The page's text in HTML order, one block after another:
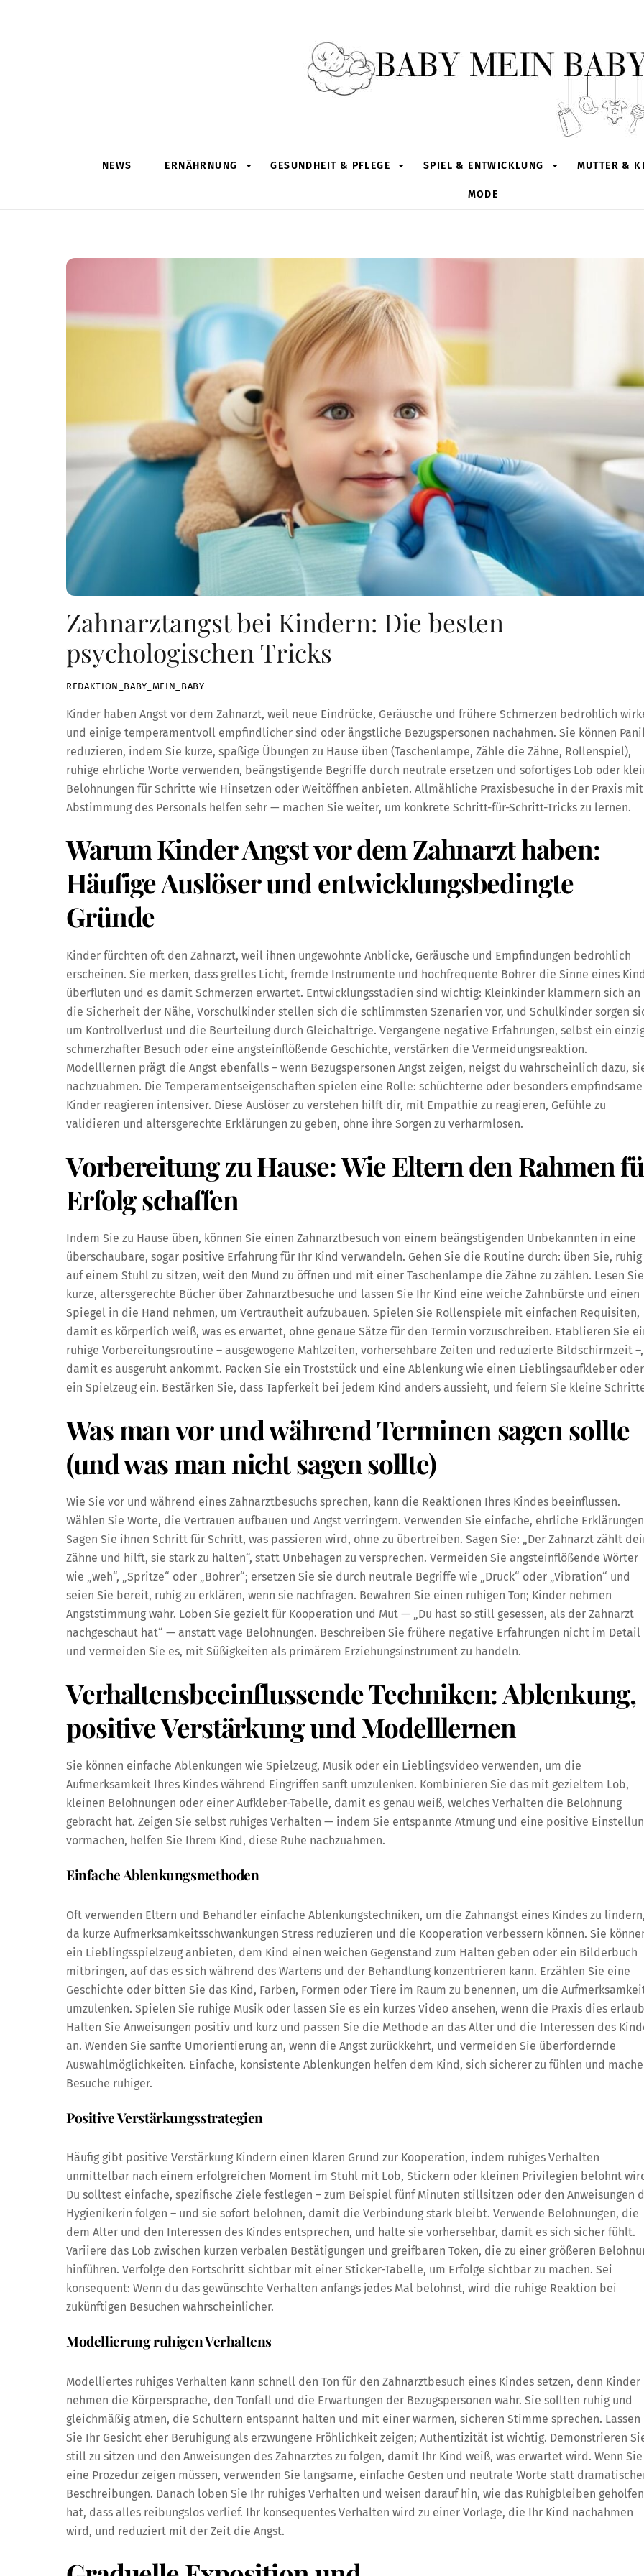
NEWS ERNÄHRNUNG GESUNDHEIT & PFLEGE SPIEL & ENTWICKLUNG MUTTER &
MODE
Zahnarztangst bei Kindern: Die besten
psychologischen Tricks
REDAKTION_BABY_MEIN_BABY
Kinder haben Angst vor dem Zahnarzt, weil neue Eindrücke, Geräusche und frühere Schmerzen bedrohlich
und einige temperamentvoll empfindlicher sind oder ängstliche Bezugspersonen nachahmen. Sie können
reduzieren, indem Sie kurze, spaßige Übungen zu Hause üben (Taschenlampe, Zähle die Zähne, Rollenspiel),
ruhige ehrliche Worte verwenden, beängstigende Begriffe durch neutrale ersetzen und sofortiges Lob oder
Belohnungen für Schritte wie Hinsetzen oder Weitöffnen anbieten. Allmähliche Praxisbesuche in der Praxis mit
Abstimmung des Personals helfen sehr — machen Sie weiter, um konkrete Schritt-für-Schritt-Tricks zu lernen.
Warum Kinder Angst vor dem Zahnarzt haben:
Häufige Auslöser und entwicklungsbedingte
Gründe
Kinder fürchten oft den Zahnarzt, weil ihnen ungewohnte Anblicke, Geräusche und Empfindungen bedrohlich
erscheinen. Sie merken, dass grelles Licht, fremde Instrumente und hochfrequente Bohrer die Sinne eines
überfluten und es damit Schmerzen erwartet. Entwicklungsstadien sind wichtig: Kleinkinder klammern sich an
die Sicherheit der Nähe, Vorschulkinder stellen sich die schlimmsten Szenarien vor, und Schulkinder sorgen
um Kontrollverlust und die Beurteilung durch Gleichaltrige. Vergangene negative Erfahrungen, selbst ein
schmerzhafter Besuch oder eine angsteinflößende Geschichte, verstärken die Vermeidungsreaktion.
Modelllernen prägt die Angst ebenfalls – wenn Bezugspersonen Angst zeigen, neigst du wahrscheinlich dazu,
nachzuahmen. Die Temperamentseigenschaften spielen eine Rolle: schüchterne oder besonders empfindsame
Kinder reagieren intensiver. Diese Auslöser zu verstehen hilft dir, mit Empathie zu reagieren, Gefühle zu
validieren und altersgerechte Erklärungen zu geben, ohne ihre Sorgen zu verharmlosen.
Vorbereitung zu Hause: Wie Eltern den Rahmen
Erfolg schaffen
Indem Sie zu Hause üben, können Sie einen Zahnarztbesuch von einem beängstigenden Unbekannten in eine
überschaubare, sogar positive Erfahrung für Ihr Kind verwandeln. Gehen Sie die Routine durch: üben Sie, ruhig
auf einem Stuhl zu sitzen, weit den Mund zu öffnen und mit einer Taschenlampe die Zähne zu zählen. Lesen Sie
kurze, altersgerechte Bücher über Zahnarztbesuche und lassen Sie Ihr Kind eine weiche Zahnbürste und einen
Spiegel in die Hand nehmen, um Vertrautheit aufzubauen. Spielen Sie Rollenspiele mit einfachen Requisiten,
damit es körperlich weiß, was es erwartet, ohne genaue Sätze für den Termin vorzuschreiben. Etablieren Sie
ruhige Vorbereitungsroutine – ausgewogene Mahlzeiten, vorhersehbare Zeiten und reduzierte Bildschirmzeit –,
damit es ausgeruht ankommt. Packen Sie ein Troststück und eine Ablenkung wie einen Lieblingsaufkleber oder
ein Spielzeug ein. Bestärken Sie, dass Tapferkeit bei jedem Kind anders aussieht, und feiern Sie kleine
Was man vor und während Terminen sagen sollte
(und was man nicht sagen sollte)
Wie Sie vor und während eines Zahnarztbesuchs sprechen, kann die Reaktionen Ihres Kindes beeinflussen.
Wählen Sie Worte, die Vertrauen aufbauen und Angst verringern. Verwenden Sie einfache, ehrliche
Sagen Sie ihnen Schritt für Schritt, was passieren wird, ohne zu übertreiben. Sagen Sie: „Der Zahnarzt zählt
Zähne und hilft, sie stark zu halten“, statt Unbehagen zu versprechen. Vermeiden Sie angsteinflößende Wörter
wie „weh“, „Spritze“ oder „Bohrer“; ersetzen Sie sie durch neutrale Begriffe wie „Druck“ oder „Vibration“ und
seien Sie bereit, ruhig zu erklären, wenn sie nachfragen. Bewahren Sie einen ruhigen Ton; Kinder nehmen
Angststimmung wahr. Loben Sie gezielt für Kooperation und Mut — „Du hast so still gesessen, als der Zahnarzt
nachgeschaut hat“ — anstatt vage Belohnungen. Beschreiben Sie frühere negative Erfahrungen nicht im Detail
und vermeiden Sie es, mit Süßigkeiten als primärem Erziehungsinstrument zu handeln.
Verhaltensbeeinflussende Techniken: Ablenkung,
positive Verstärkung und Modelllernen
Sie können einfache Ablenkungen wie Spielzeug, Musik oder ein Lieblingsvideo verwenden, um die
Aufmerksamkeit Ihres Kindes während Eingriffen sanft umzulenken. Kombinieren Sie das mit gezieltem Lob,
kleinen Belohnungen oder einer Aufkleber-Tabelle, damit es genau weiß, welches Verhalten die Belohnung
gebracht hat. Zeigen Sie selbst ruhiges Verhalten — indem Sie entspannte Atmung und eine positive
vormachen, helfen Sie Ihrem Kind, diese Ruhe nachzuahmen.
Einfache Ablenkungsmethoden
Oft verwenden Eltern und Behandler einfache Ablenkungstechniken, um die Zahnangst eines Kindes zu
da kurze Aufmerksamkeitsschwankungen Stress reduzieren und die Kooperation verbessern können. Sie
ein Lieblingsspielzeug anbieten, dem Kind einen weichen Gegenstand zum Halten geben oder ein Bilderbuch
mitbringen, auf das es sich während des Wartens und der Behandlung konzentrieren kann. Erzählen Sie eine
Geschichte oder bitten Sie das Kind, Farben, Formen oder Tiere im Raum zu benennen, um die
umzulenken. Spielen Sie ruhige Musik oder lassen Sie es ein kurzes Video ansehen, wenn die Praxis dies
Halten Sie Anweisungen positiv und kurz und passen Sie die Methode an das Alter und die Interessen des
an. Wenden Sie sanfte Umorientierung an, wenn die Angst zurückkehrt, und vermeiden Sie überfordernde
Auswahlmöglichkeiten. Einfache, konsistente Ablenkungen helfen dem Kind, sich sicherer zu fühlen und
Besuche ruhiger.
Positive Verstärkungsstrategien
Häufig gibt positive Verstärkung Kindern einen klaren Grund zur Kooperation, indem ruhiges Verhalten
unmittelbar nach einem erfolgreichen Moment im Stuhl mit Lob, Stickern oder kleinen Privilegien belohnt
Du solltest einfache, spezifische Ziele festlegen – zum Beispiel fünf Minuten stillsitzen oder den Anweisungen
Hygienikerin folgen – und sie sofort belohnen, damit die Verbindung stark bleibt. Verwende Belohnungen, die
dem Alter und den Interessen des Kindes entsprechen, und halte sie vorhersehbar, damit es sich sicher fühlt.
Variiere das Lob zwischen kurzen verbalen Bestätigungen und greifbaren Token, die zu einer größeren
hinführen. Verfolge den Fortschritt sichtbar mit einer Sticker-Tabelle, um Erfolge sichtbar zu machen. Sei
konsequent: Wenn du das gewünschte Verhalten anfangs jedes Mal belohnst, wird die ruhige Reaktion bei
zukünftigen Besuchen wahrscheinlicher.
Modellierung ruhigen Verhaltens
Modelliertes ruhiges Verhalten kann schnell den Ton für den Zahnarztbesuch eines Kindes setzen, denn Kinder
nehmen die Körpersprache, den Tonfall und die Erwartungen der Bezugspersonen wahr. Sie sollten ruhig und
gleichmäßig atmen, die Schultern entspannt halten und mit einer warmen, sicheren Stimme sprechen. Lassen
Sie Ihr Gesicht eher Beruhigung als erzwungene Fröhlichkeit zeigen; Authentizität ist wichtig. Demonstrieren
still zu sitzen und den Anweisungen des Zahnarztes zu folgen, damit Ihr Kind weiß, was erwartet wird. Wenn Sie
eine Prozedur zeigen müssen, verwenden Sie langsame, einfache Gesten und neutrale Worte statt
Beschreibungen. Danach loben Sie Ihr ruhiges Verhalten und weisen darauf hin, wie das Ruhigbleiben geholfen
hat, dass alles reibungslos verlief. Ihr konsequentes Verhalten wird zu einer Vorlage, die Ihr Kind nachahmen
wird, und reduziert mit der Zeit die Angst.